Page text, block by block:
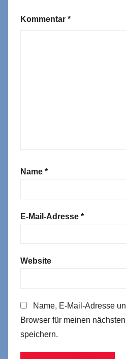
Kommentar *
Name *
E-Mail-Adresse *
Website
Name, E-Mail-Adresse
Browser für meinen
speichern.